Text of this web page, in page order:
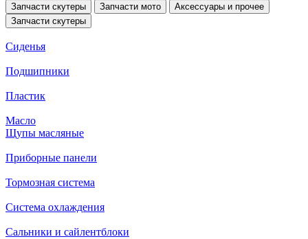
Запчасти скутеры Запчасти мото
Аксессуары и прочее
Запчасти скутеры
Сиденья
Подшипники
Пластик
Масло
Щупы масляные
Приборные панели
Тормозная система
Система охлаждения
Сальники и сайлентблоки